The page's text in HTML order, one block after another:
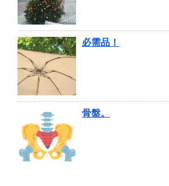
必需品！
骨盤。